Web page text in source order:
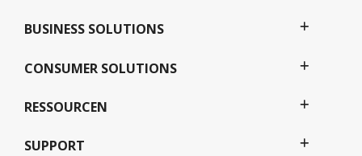
BUSINESS SOLUTIONS
CONSUMER SOLUTIONS
RESSOURCEN
SUPPORT